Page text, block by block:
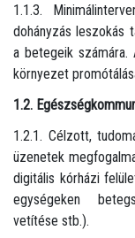
1.1.3.
dohányzás leszokás
a betegeik számára.
környezet
1.2.
1.2.1. Célzott,
üzenetek
digitális kórházi
egységeken
vetítése stb.).